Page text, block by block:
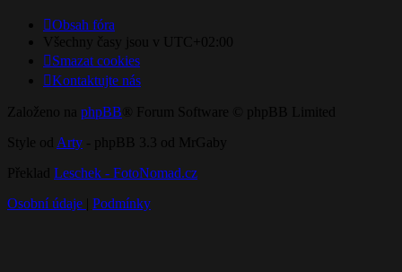
Obsah fóra
Všechny časy jsou v UTC+02:00
Smazat cookies
Kontaktujte nás
Založeno na phpBB ® Forum Software © phpBB Limited
Style od Arty - phpBB 3.3 od MrGaby
Překlad Leschek - FotoNomad.cz
Osobní údaje
Podmínky